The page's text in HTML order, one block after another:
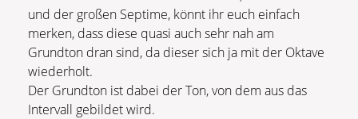
und der großen Septime, könnt ihr euch einfach
merken, dass diese quasi auch sehr nah am
Grundton dran sind, da dieser sich ja mit der Oktave
wiederholt.
Der Grundton ist dabei der Ton, von dem aus das
Intervall gebildet wird.